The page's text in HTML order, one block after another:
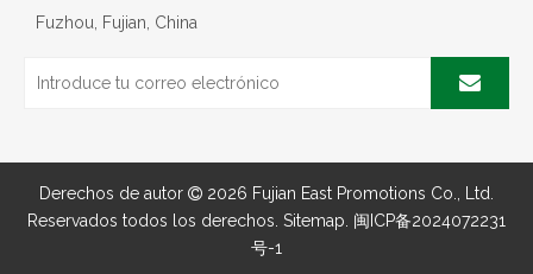
Fuzhou, Fujian, China
Derechos de autor  2026 Fujian East Promotions Co., Ltd.
Reservados todos los derechos. Sitemap 闽ICP备2024072231
号-1